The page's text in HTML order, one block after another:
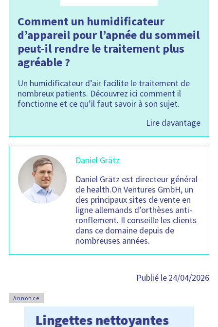
Comment un humidificateur
d’appareil pour l’apnée du sommeil
peut-il rendre le traitement plus
agréable ?
Un humidificateur d’air facilite le traitement de
nombreux patients. Découvrez ici comment il
fonctionne et ce qu’il faut savoir à son sujet.
Lire davantage
Daniel Grätz
Daniel Grätz est directeur général
de health.On Ventures GmbH, un
des principaux sites de vente en
ligne allemands d’orthèses anti-
ronflement. Il conseille les clients
dans ce domaine depuis de
nombreuses années.
24/04/2026
Publié le
Annonce